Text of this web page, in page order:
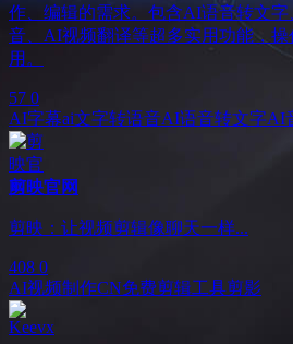
作、编辑的需求。包含AI语音转文
音、AI视频翻译等超多实用功能，
用。
57 0
AI字幕ai文字转语音AI语音转文字AI
剪映官网
剪映：让视频剪辑像聊天一样...
408 0
AI视频制作CN免费剪辑工具剪影